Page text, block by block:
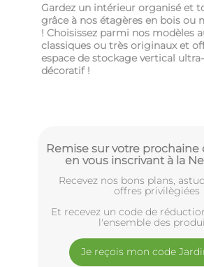
Gardez un intérieur organisé et
grâce à nos étagères en bois ou
! Choisissez parmi nos modèles
classiques ou très originaux et
espace de stockage vertical
décoratif !
Remise sur votre
en vous inscrivant à la
Recevez nos bons plans,
offres privilègiées
Et recevez un code de
l'ensemble des
Je reçois mon code